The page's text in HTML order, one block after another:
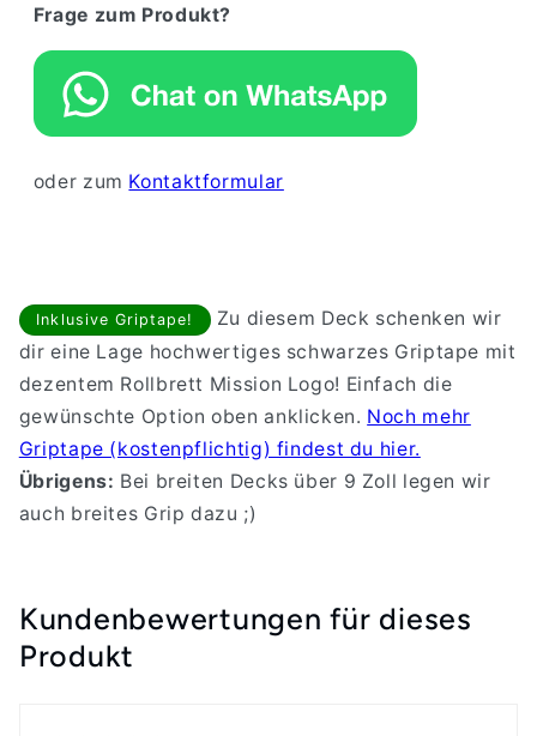
Frage zum Produkt?
oder zum Kontaktformular
Inklusive Griptape!
Zu diesem Deck schenken wir
dir eine Lage hochwertiges schwarzes Griptape mit
dezentem Rollbrett Mission Logo! Einfach die
gewünschte Option oben anklicken. Noch mehr
Griptape (kostenpflichtig) findest du hier.
Übrigens: Bei breiten Decks über 9 Zoll legen wir
auch breites Grip dazu ;)
Kundenbewertungen für dieses
Produkt